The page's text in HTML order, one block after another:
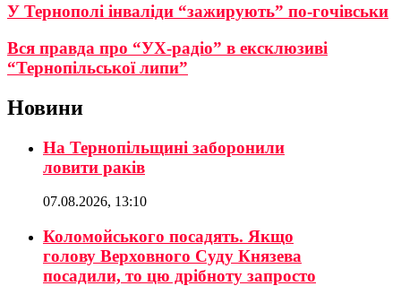
У Тернополі інваліди “зажирують” по-гочівськи
Вся правда про “УХ-радіо” в ексклюзиві
“Тернопільської липи”
Новини
На Тернопільщині заборонили
ловити раків
07.08.2026, 13:10
Коломойського посадять. Якщо
голову Верховного Суду Князева
посадили, то цю дрібноту запросто